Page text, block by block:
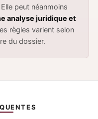
peut néanmoins
analyse juridique et
règles varient selon
du dossier.